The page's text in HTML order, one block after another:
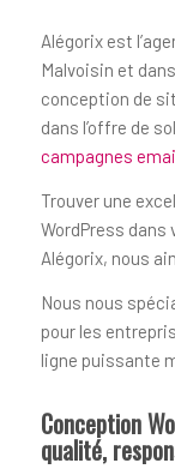
Alégorix est
Malvoisin et
conception de
dans l’offre de
campagnes
Trouver une
WordPress
Alégorix, nous
Nous nous
pour les
ligne puissante
Conception
qualité,